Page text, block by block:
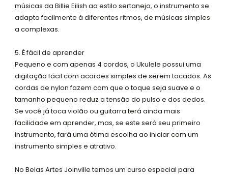
músicas da Billie Eilish ao estilo sertanejo, o instrumento se
adapta facilmente à diferentes ritmos, de músicas simples
a complexas.
5. É fácil de aprender
Pequeno e com apenas 4 cordas, o Ukulele possui uma
digitação fácil com acordes simples de serem tocados. As
cordas de nylon fazem com que o toque seja suave e o
tamanho pequeno reduz a tensão do pulso e dos dedos.
Se você já toca violão ou guitarra terá ainda mais
facilidade em aprender, mas, se este será seu primeiro
instrumento, fará uma ótima escolha ao iniciar com um
instrumento simples e atrativo.
No Belas Artes Joinville temos um curso especial para